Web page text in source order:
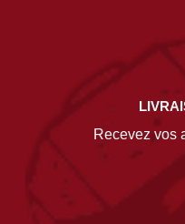
Recevez vos